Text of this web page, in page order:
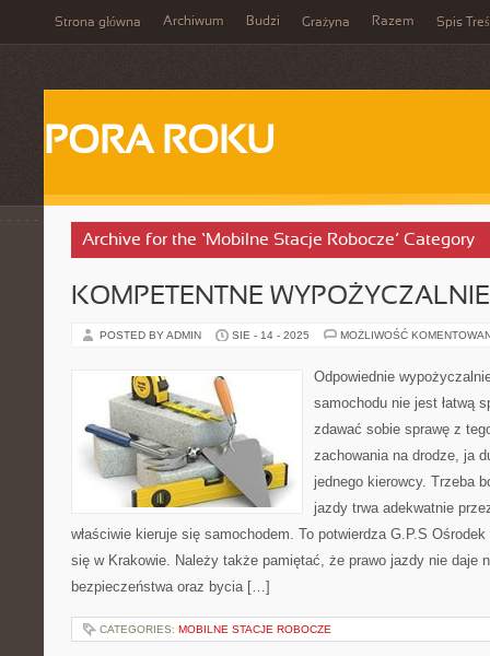
Strona główna Archiwum Budzi Grażyna Razem Spis
PORA ROKU
Archive for the ‘Mobilne Stacje Robocze’ Category
KOMPETENTNE
POSTED BY ADMIN SIE - 14 - 2025 MOŻLIWOŚĆ
Odpowiednie
samochodu nie jest łatwą
zdawać sobie sprawę z
zachowania na drodze, ja
jednego kierowcy. Trzeba
jazdy trwa adekwatnie
właściwie kieruje się samochodem. To potwierdza G.P.S
się w Krakowie. Należy także pamiętać, że prawo jazdy nie daje
bezpieczeństwa oraz bycia […]
CATEGORIES: MOBILNE STACJE ROBOCZE